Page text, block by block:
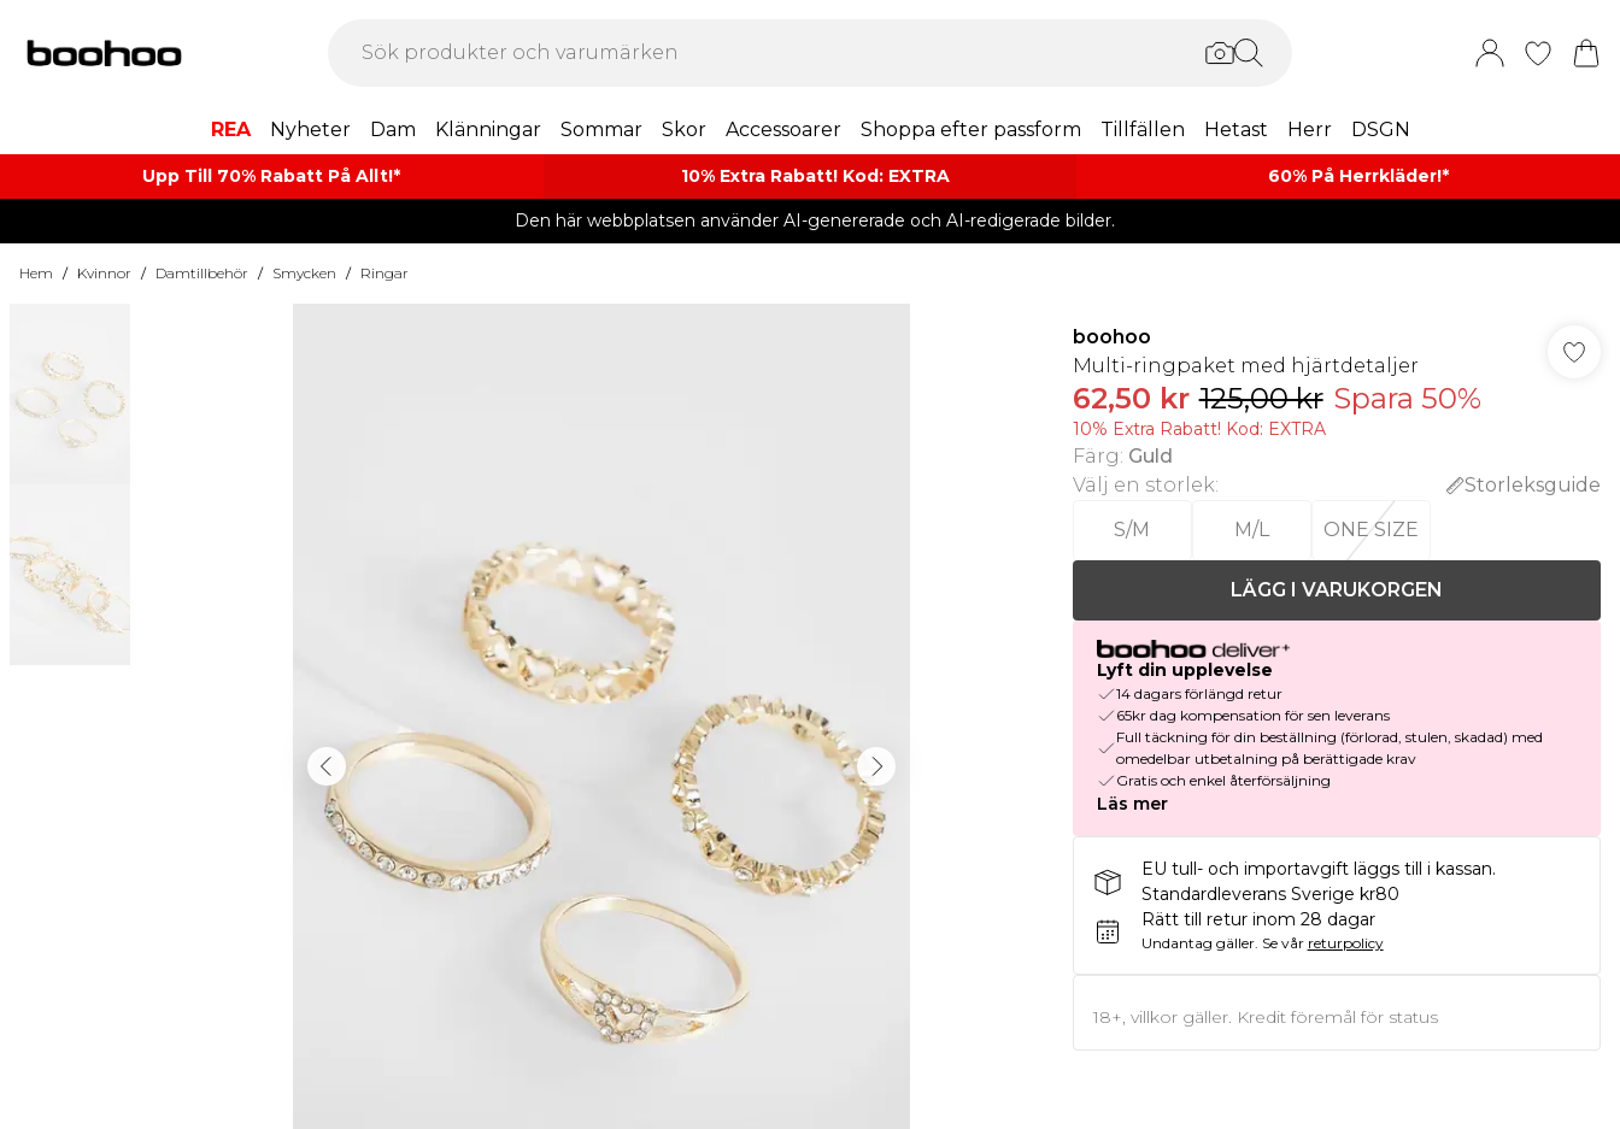
REA Nyheter Dam Klänningar Sommar Skor Accessoarer Shoppa efter passform Tillfällen Hetast Herr DSGN
Upp Till 70% Rabatt På Allt!* 10% Extra Rabatt! Kod: EXTRA 60% På Herrkläder!*​
Den här webbplatsen använder AI-genererade och AI-redigerade bilder.
Hem / Kvinnor / Damtillbehör / Smycken / Ringar
boohoo
Multi-ringpaket med hjärtdetaljer
62,50 kr 125,00 kr Spara 50%
10% Extra Rabatt! Kod: EXTRA
Färg: Guld
Välj en storlek:
Storleksguide
S/M
M/L ONE SIZE
LÄGG I VARUKORGEN
Lyft din upplevelse
14 dagars förlängd retur
65kr dag kompensation för sen leverans
Full täckning för din beställning (förlorad, stulen, skadad) med
omedelbar utbetalning på berättigade krav
Gratis och enkel återförsäljning
Läs mer
EU tull- och importavgift läggs till i kassan.
Standardleverans Sverige kr80
Rätt till retur inom 28 dagar
Undantag gäller. Se vår returpolicy
18+, villkor gäller. Kredit föremål för status